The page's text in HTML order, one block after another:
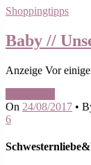
Shoppingtipps
Baby //
Anzeige Vor
On 24/08/2017 •
6